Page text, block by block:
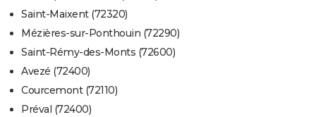
Saint-Maixent (72320)
Mézières-sur-Ponthouin (72290)
Saint-Rémy-des-Monts (72600)
Avezé (72400)
Courcemont (72110)
Préval (72400)